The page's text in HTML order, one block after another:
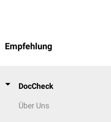
Empfehlung
DocCheck
Über Uns